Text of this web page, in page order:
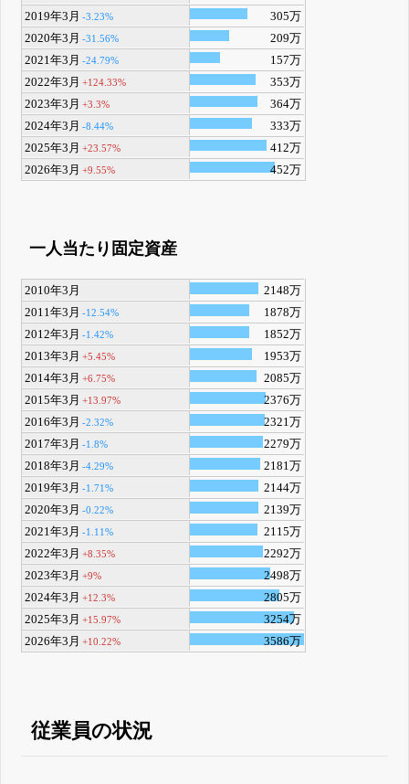
2019年3月 -3.23%
305万
2020年3月 -31.56%
209万
2021年3月 -24.79%
157万
2022年3月 +124.33%
353万
2023年3月 +3.3%
364万
2024年3月 -8.44%
333万
2025年3月 +23.57%
412万
2026年3月 +9.55% 452万
一人当たり固定資産
2010年3月
2148万
2011年3月 -12.54%
1878万
2012年3月 -1.42%
1852万
2013年3月 +5.45%
1953万
2014年3月 +6.75%
2085万
2015年3月 +13.97%
2376万
2016年3月 -2.32%
2321万
2017年3月 -1.8%
2279万
2018年3月 -4.29%
2181万
2019年3月 -1.71%
2144万
2020年3月 -0.22%
2139万
2021年3月 -1.11%
2115万
2022年3月 +8.35%
2292万
2023年3月 +9%
2498万
2024年3月 +12.3%
2805万
2025年3月 +15.97%
3254万
2026年3月 +10.22% 3586万
従業員の状況